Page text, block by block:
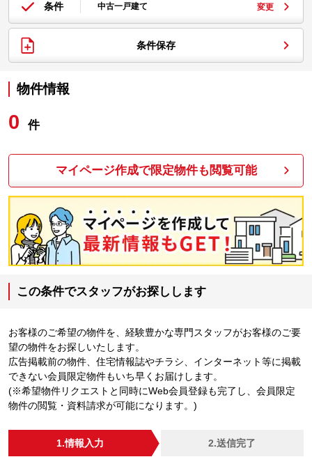
条件 中古一戸建て 変更
条件保存
物件情報
0 件
マイページ作成で限定物件も閲覧可能
この条件でスタッフがお探しします
お客様のご希望の物件を、経験豊かな専門スタッフがお客様のご要
望の物件をお探しいたします。
広告掲載前の物件、住宅情報誌やチラシ、インターネット等に掲載
できない会員限定物件もいち早くお届けします。
(※希望物件リクエストと同時にWeb会員登録も完了し、会員限定
物件の閲覧・資料請求が可能になります。)
1.情報入力 2.送信完了